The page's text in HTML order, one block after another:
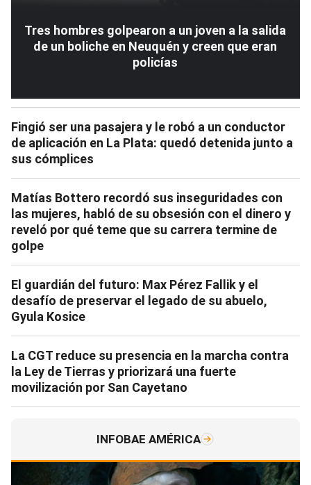
Tres hombres golpearon a un joven a la salida
de un boliche en Neuquén y creen que eran
policías
Fingió ser una pasajera y le robó a un conductor
de aplicación en La Plata: quedó detenida junto a
sus cómplices
Matías Bottero recordó sus inseguridades con
las mujeres, habló de su obsesión con el dinero y
reveló por qué teme que su carrera termine de
golpe
El guardián del futuro: Max Pérez Fallik y el
desafío de preservar el legado de su abuelo,
Gyula Kosice
La CGT reduce su presencia en la marcha contra
la Ley de Tierras y priorizará una fuerte
movilización por San Cayetano
INFOBAE AMÉRICA